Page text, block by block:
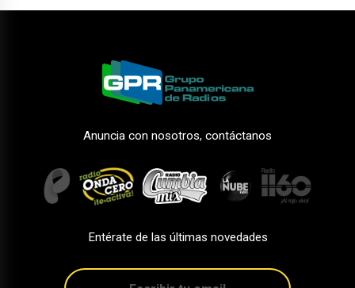
Anuncia con nosotros, contáctanos
Entérate de las últimas novedades